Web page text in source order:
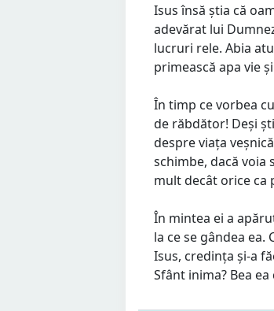
Isus însă știa că
adevărat lui
lucruri rele. Abia
primească apa vie
În timp ce vorbea
de răbdător! Deși
despre viața
schimbe, dacă voia
mult decât orice ca
În mintea ei a
la ce se gândea ea.
Isus, credința și-a
Sfânt inima? Bea